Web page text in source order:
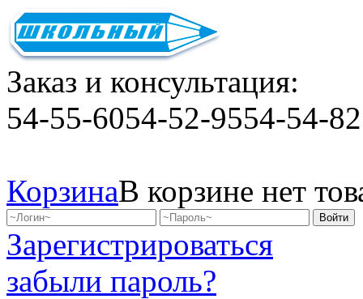
Заказ и консультация:
54-55-6054-52-9554-54-82
КорзинаВ корзине нет
Зарегистрироваться
забыли пароль?